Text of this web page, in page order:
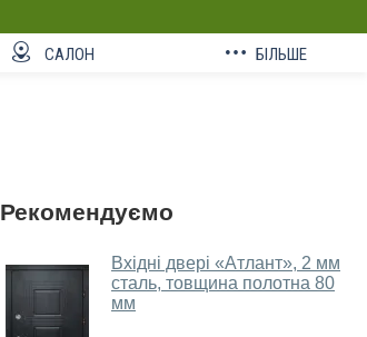
САЛОН БІЛЬШЕ
Рекомендуємо
Вхідні двері «Атлант», 2 мм
сталь, товщина полотна 80
мм